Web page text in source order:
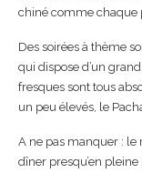
chiné comme chaque
Des soirées à thème
qui dispose d’un
fresques sont tous
un peu élevés, le
A ne pas manquer :
dîner presqu’en pleine